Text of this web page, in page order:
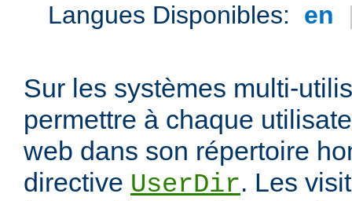
Langues Disponibles: en
Sur les systèmes multi-
permettre à chaque
web dans son répertoire
directive UserDir. Les